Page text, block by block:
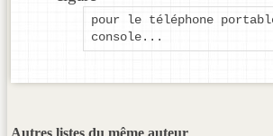
pour le téléphone
console...